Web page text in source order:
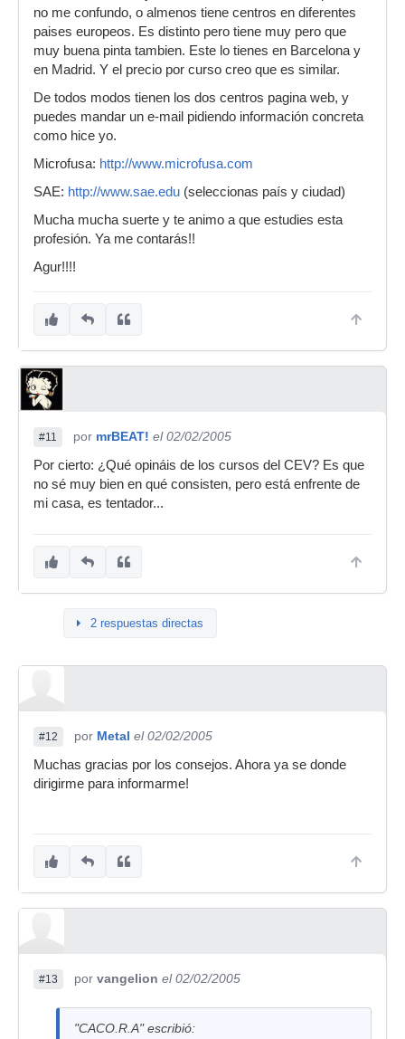
no me confundo, o almenos tiene centros en diferentes
paises europeos. Es distinto pero tiene muy pero que
muy buena pinta tambien. Este lo tienes en Barcelona y
en Madrid. Y el precio por curso creo que es similar.
De todos modos tienen los dos centros pagina web, y
puedes mandar un e-mail pidiendo información concreta
como hice yo.
Microfusa: http://www.microfusa.com
SAE: http://www.sae.edu (seleccionas país y ciudad)
Mucha mucha suerte y te animo a que estudies esta
profesión. Ya me contarás!!
Agur!!!!
#11 por mrBEAT! el 02/02/2005
Por cierto: ¿Qué opináis de los cursos del CEV? Es que
no sé muy bien en qué consisten, pero está enfrente de
mi casa, es tentador...
2 respuestas directas
#12 por Metal el 02/02/2005
Muchas gracias por los consejos. Ahora ya se donde
dirigirme para informarme!
#13 por vangelion el 02/02/2005
"CACO.R.A" escribió: